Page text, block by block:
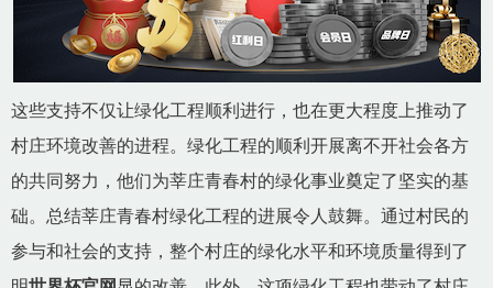
这些支持不仅让绿化工程顺利进行，也在更大程度上推动了
村庄环境改善的进程。绿化工程的顺利开展离不开社会各方
的共同努力，他们为莘庄青春村的绿化事业奠定了坚实的基
础。总结莘庄青春村绿化工程的进展令人鼓舞。通过村民的
参与和社会的支持，整个村庄的绿化水平和环境质量得到了